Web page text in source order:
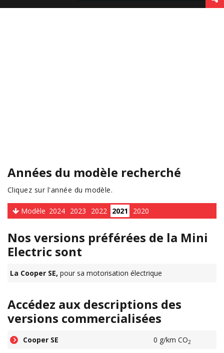
Années du modèle recherché
Cliquez sur l'année du modèle.
Modèle 2024 2023 2022 2021 2020
Nos versions préférées de la Mini
Electric sont
La Cooper SE, pour sa motorisation électrique
Accédez aux descriptions des
versions commercialisées
Cooper SE 0 g/km CO2